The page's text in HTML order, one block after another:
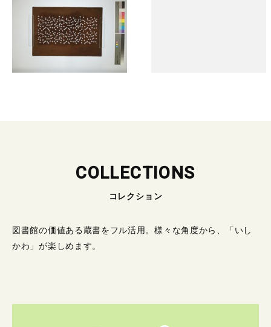
COLLECTIONS
コレクション
図書館の価値ある蔵書をフル活用。様々な角度から、「いし
かわ」が楽しめます。